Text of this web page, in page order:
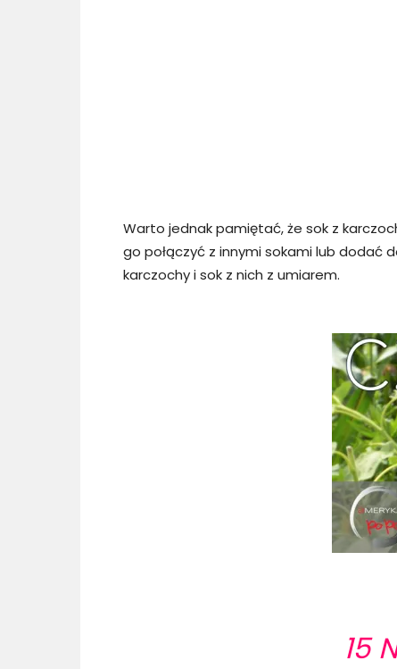
Warto jednak pamiętać, że sok z
go połączyć z innymi sokami lub dodać
karczochy i sok z nich z umiarem.
15